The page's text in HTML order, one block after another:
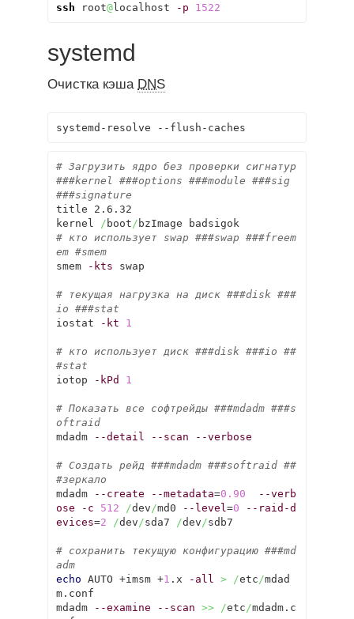
ssh root@localhost -p 1522
systemd
Очистка кэша DNS
systemd-resolve --flush-caches
# Загрузить ядро без проверки сигнатур
###kernel ###options ###module ###sig
###signature
title 2.6.32
kernel
/ boot /
# кто использует swap ###swap ###freem
em #smem
smem
-kts swap
# текущая нагрузка на диск ###disk ###
io ###stat
iostat
-kt 1
# кто использует диск ###disk ###io ##
#stat
iotop
-kPd 1
# Показать все софтрейды ###mdadm ###s
oftraid
mdadm
--detail --scan --verbose
# Создать рейд ###mdadm ###softraid ##
#зеркало
mdadm
--create --metadata=0.90
--verb
ose
-c 512 /dev /md0 --level =0
--raid-d
evices=2 /dev /sda7 /dev /sdb7
# сохранить текущую конфигурацию ###md
adm
echo AUTO +imsm +1 .x -all > /etc /mdad
m.conf
mdadm
--examine --scan >> /etc /mdadm.c